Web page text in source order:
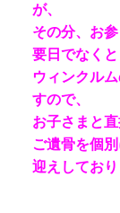
が、
その分、お
要日でなくと
ウィンクル
すので、
お子さまと
ご遺骨を個
迎えしており